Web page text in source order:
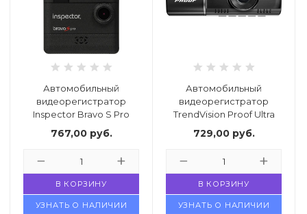
Автомобильный
видеорегистратор
Inspector Bravo S Pro
767,00 руб.
В КОРЗИНУ
УЗНАТЬ О НАЛИЧИИ
Автомобильный
видеорегистратор
TrendVision Proof Ultra
729,00 руб.
В КОРЗИНУ
УЗНАТЬ О НАЛИЧИИ